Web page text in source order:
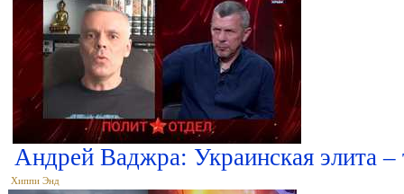
Андрей Ваджра: Украинская элита
Хиппи Энд